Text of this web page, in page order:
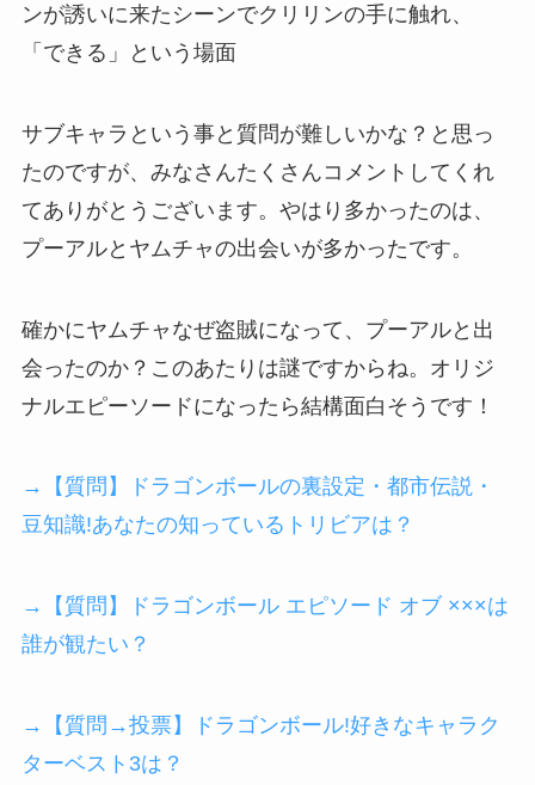
ンが誘いに来たシーンでクリリンの手に触れ、
「できる」という場面
サブキャラという事と質問が難しいかな？と思っ
たのですが、みなさんたくさんコメントしてくれ
てありがとうございます。やはり多かったのは、
プーアルとヤムチャの出会いが多かったです。
確かにヤムチャなぜ盗賊になって、プーアルと出
会ったのか？このあたりは謎ですからね。オリジ
ナルエピーソードになったら結構面白そうです！
→【質問】ドラゴンボールの裏設定・都市伝説・
豆知識!あなたの知っているトリビアは？
→【質問】ドラゴンボール エピソード オブ ×××は
誰が観たい？
→【質問→投票】ドラゴンボール!好きなキャラク
ターベスト3は？